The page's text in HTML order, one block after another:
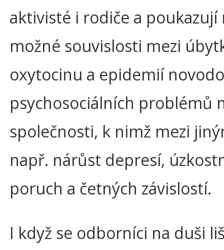
aktivisté i rodiče a poukazují
možné souvislosti mezi
oxytocinu a epidemií
psychosociálních problémů
společnosti, k nimž mezi
např. nárůst depresí,
poruch a četných závislostí.
I když se odborníci na duši